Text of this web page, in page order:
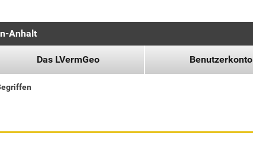
Anhalt
Das LVermGeo Benutzerkonto